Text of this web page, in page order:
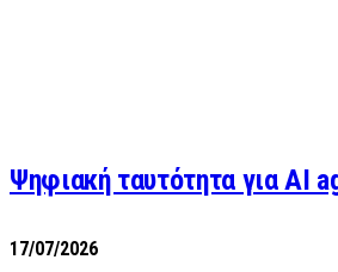
Ψηφιακή ταυτότητα για AI
17/07/2026